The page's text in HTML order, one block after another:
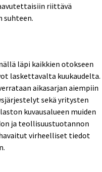
riittävä
suhteen.
läpi kaikkien otokseen
laskettavalta kuukaudelta.
aikasarjan aiempiin
sekä yritysten
kuvausalueen muiden
ja teollisuustuotannon
virheelliset tiedot